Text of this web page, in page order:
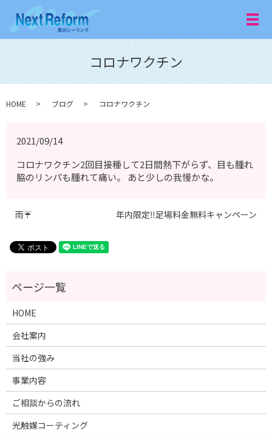
メ
コロナワクチン
HOME ブログ コロナワクチン
2021/09/14
コロナワクチン2回目接種して2日間熱下がらず、目も腫れ
脇のリンパも腫れて痛い。 あと少しの我慢かな。
雨☔️ 年内限定‼️足場料金無料キャンペーン
HOME
会社案内
当社の強み
事業内容
ご相談からの流れ
光触媒コーティング